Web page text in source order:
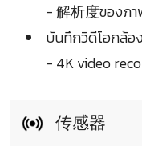
- 解析度ของภ
บันทึกวิดีโอกล้อ
- 4K video
传感器